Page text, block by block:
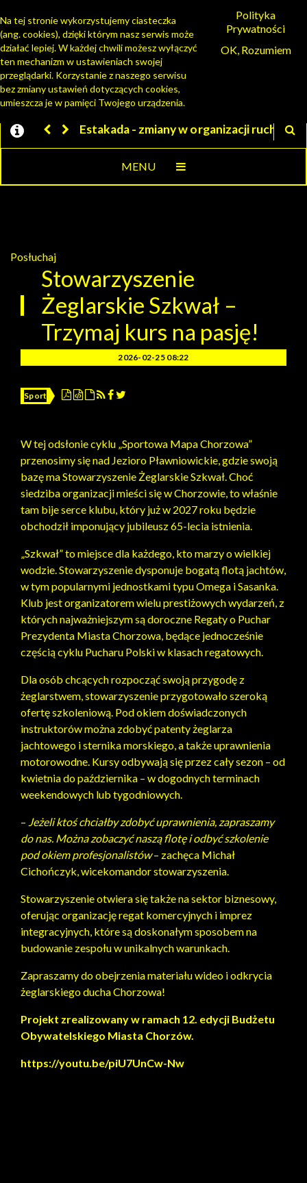
PORTAL MIESZKAŃCA
w organizacji ruchuJesteśmy w EZD
MENU
Posłuchaj
Stowarzyszenie
Żeglarskie Szkwał –
Trzymaj kurs na pasję!
2026-02-25 08:22
Sport
W tej odsłonie cyklu „Sportowa Mapa Chorzowa”
przenosimy się nad Jezioro Pławniowickie, gdzie swoją
bazę ma Stowarzyszenie Żeglarskie Szkwał. Choć
siedziba organizacji mieści się w Chorzowie, to właśnie
tam bije serce klubu, który już w 2027 roku będzie
obchodził imponujący jubileusz 65-lecia istnienia.
„Szkwał” to miejsce dla każdego, kto marzy o wielkiej
wodzie. Stowarzyszenie dysponuje bogatą flotą jachtów,
w tym popularnymi jednostkami typu Omega i Sasanka.
Klub jest organizatorem wielu prestiżowych wydarzeń, z
których najważniejszym są doroczne Regaty o Puchar
Prezydenta Miasta Chorzowa, będące jednocześnie
częścią cyklu Pucharu Polski w klasach regatowych.
Dla osób chcących rozpocząć swoją przygodę z
żeglarstwem, stowarzyszenie przygotowało szeroką
ofertę szkoleniową. Pod okiem doświadczonych
instruktorów można zdobyć patenty żeglarza
jachtowego i sternika morskiego, a także uprawnienia
motorowodne. Kursy odbywają się przez cały sezon – od
kwietnia do października – w dogodnych terminach
weekendowych lub tygodniowych.
– Jeżeli ktoś chciałby zdobyć uprawnienia, zapraszamy
do nas. Można zobaczyć naszą flotę i odbyć szkolenie
pod okiem profesjonalistów– zachęca Michał
Cichończyk, wicekomandor stowarzyszenia.
Stowarzyszenie otwiera się także na sektor biznesowy,
oferując organizację regat komercyjnych i imprez
integracyjnych, które są doskonałym sposobem na
budowanie zespołu w unikalnych warunkach.
Zapraszamy do obejrzenia materiału wideo i odkrycia
żeglarskiego ducha Chorzowa!
Projekt zrealizowany w ramach 12. edycji Budżetu
Obywatelskiego Miasta Chorzów.
https://youtu.be/piU7UnCw-Nw
Polityka
Prywatności
OK, Rozumiem
Na tej stronie wykorzystujemy ciasteczka
(ang. cookies), dzięki którym nasz serwis może
działać lepiej. W każdej chwili możesz wyłączyć
ten mechanizm w ustawieniach swojej
przeglądarki. Korzystanie z naszego serwisu
bez zmiany ustawień dotyczących cookies,
umieszcza je w pamięci Twojego urządzenia.